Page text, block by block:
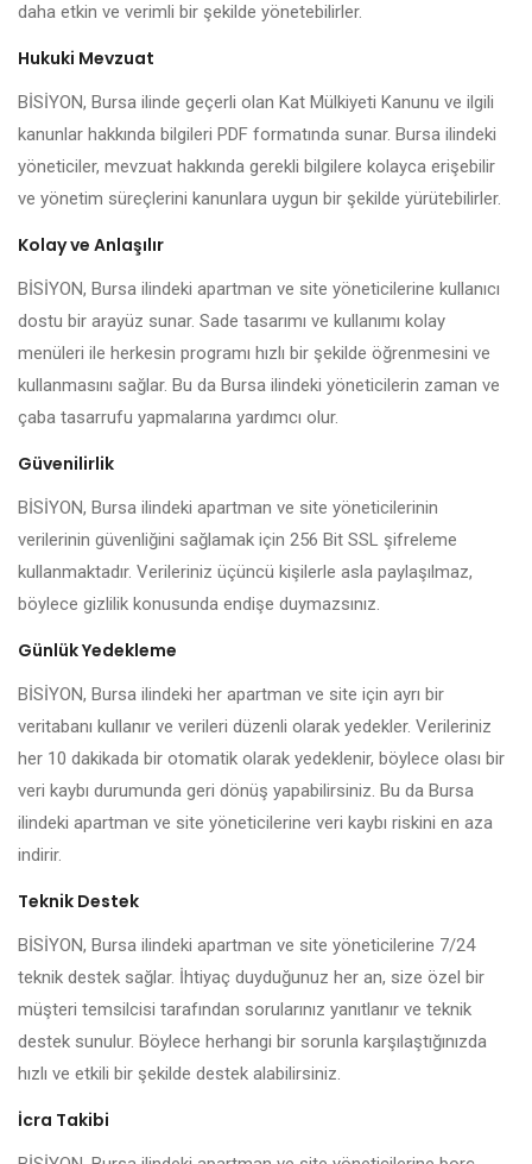
daha etkin ve verimli bir şekilde yönetebilirler.
Hukuki Mevzuat
BİSİYON, Bursa ilinde geçerli olan Kat Mülkiyeti Kanunu ve ilgili
kanunlar hakkında bilgileri PDF formatında sunar. Bursa ilindeki
yöneticiler, mevzuat hakkında gerekli bilgilere kolayca erişebilir
ve yönetim süreçlerini kanunlara uygun bir şekilde yürütebilirler.
Kolay ve Anlaşılır
BİSİYON, Bursa ilindeki apartman ve site yöneticilerine kullanıcı
dostu bir arayüz sunar. Sade tasarımı ve kullanımı kolay
menüleri ile herkesin programı hızlı bir şekilde öğrenmesini ve
kullanmasını sağlar. Bu da Bursa ilindeki yöneticilerin zaman ve
çaba tasarrufu yapmalarına yardımcı olur.
Güvenilirlik
BİSİYON, Bursa ilindeki apartman ve site yöneticilerinin
verilerinin güvenliğini sağlamak için 256 Bit SSL şifreleme
kullanmaktadır. Verileriniz üçüncü kişilerle asla paylaşılmaz,
böylece gizlilik konusunda endişe duymazsınız.
Günlük Yedekleme
BİSİYON, Bursa ilindeki her apartman ve site için ayrı bir
veritabanı kullanır ve verileri düzenli olarak yedekler. Verileriniz
her 10 dakikada bir otomatik olarak yedeklenir, böylece olası bir
veri kaybı durumunda geri dönüş yapabilirsiniz. Bu da Bursa
ilindeki apartman ve site yöneticilerine veri kaybı riskini en aza
indirir.
Teknik Destek
BİSİYON, Bursa ilindeki apartman ve site yöneticilerine 7/24
teknik destek sağlar. İhtiyaç duyduğunuz her an, size özel bir
müşteri temsilcisi tarafından sorularınız yanıtlanır ve teknik
destek sunulur. Böylece herhangi bir sorunla karşılaştığınızda
hızlı ve etkili bir şekilde destek alabilirsiniz.
İcra Takibi